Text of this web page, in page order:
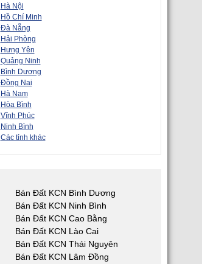
Hà Nội
Hồ Chí Minh
Đà Nẵng
Hải Phòng
Hưng Yên
Quảng Ninh
Bình Dương
Đồng Nai
Hà Nam
Hòa Bình
Vĩnh Phúc
Ninh Bình
Các tỉnh khác
Bán Đất KCN Bình Dương
Bán Đất KCN Ninh Bình
Bán Đất KCN Cao Bằng
Bán Đất KCN Lào Cai
Bán Đất KCN Thái Nguyên
Bán Đất KCN Lâm Đồng